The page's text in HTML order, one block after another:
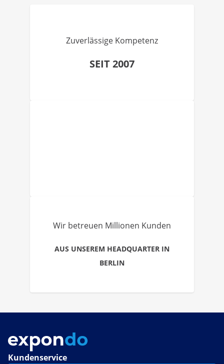
Zuverlässige Kompetenz
SEIT 2007
Wir betreuen Millionen Kunden
AUS UNSEREM HEADQUARTER IN
BERLIN
Kundenservice